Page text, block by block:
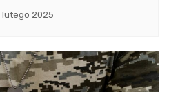
lutego 2025